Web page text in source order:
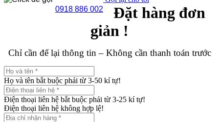
0918 886 002
Đặt hàng đơn
giản !
Chỉ cần để lại thông tin – Không cần thanh toán trước
Họ và tên bắt buộc phải từ 3-50 kí tự!
Điện thoại liên hệ bắt buộc phải từ 3-25 kí tự!
Điện thoại liên hệ không hợp lệ!